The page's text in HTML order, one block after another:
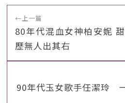
←上一篇
80年代混血女神柏安妮
歷無人出其右
90年代玉女歌手任潔玲